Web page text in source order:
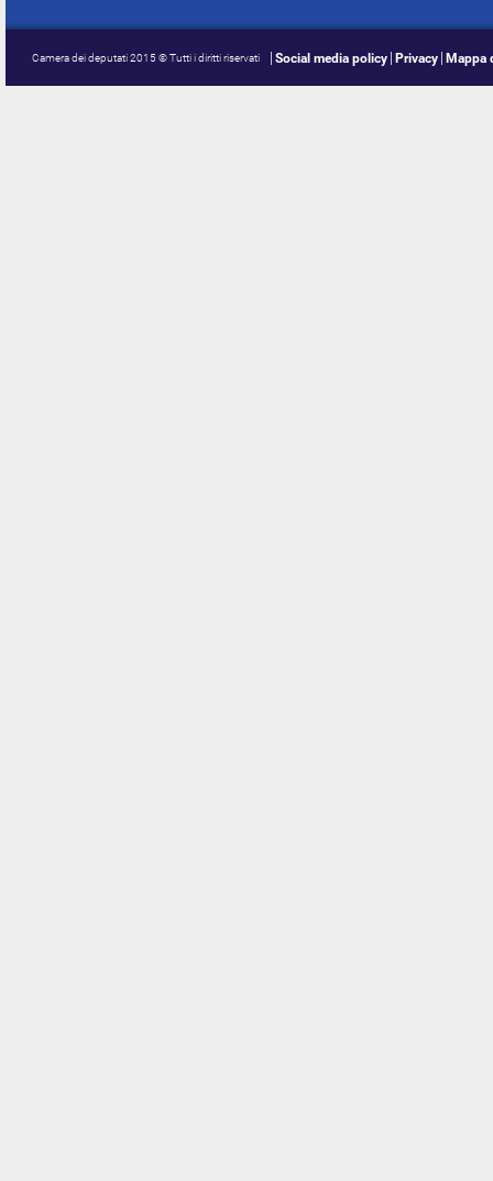
Camera dei deputati 2015 © Tutti i diritti riservati Social media policy Privacy Mappa